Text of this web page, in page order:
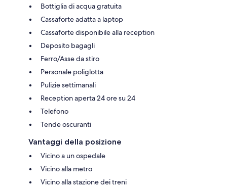
Bottiglia di acqua gratuita
Cassaforte adatta a laptop
Cassaforte disponibile alla reception
Deposito bagagli
Ferro/Asse da stiro
Personale poliglotta
Pulizie settimanali
Reception aperta 24 ore su 24
Telefono
Tende oscuranti
Vantaggi della posizione
Vicino a un ospedale
Vicino alla metro
Vicino alla stazione dei treni